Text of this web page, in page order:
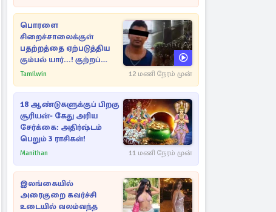
பொரளை
சிறைச்சாலைக்குள்
பதற்றத்தை ஏற்படுத்திய
கும்பல் யார்...! குற்றப்
பின்னணி தொடர்பில்
Tamilwin 12 மணி நேரம் முன்
18 ஆண்டுகளுக்குப் பிறகு
சூரியன்- கேது அரிய
சேர்க்கை: அதிர்ஷ்டம்
பெறும் 3 ராசிகள்!
Manithan 11 மணி நேரம் முன்
இலங்கையில்
அரைகுறை கவர்ச்சி
உடையில் வலம்வந்த